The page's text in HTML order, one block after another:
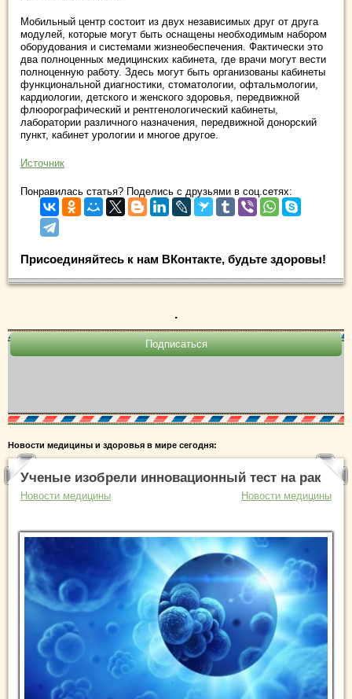
Мобильный центр состоит из двух независимых друг от друга
модулей, которые могут быть оснащены необходимым набором
оборудования и системами жизнеобеспечения. Фактически это
два полноценных медицинских кабинета, где врачи могут вести
полноценную работу. Здесь могут быть организованы кабинеты
функциональной диагностики, стоматологии, офтальмологии,
кардиологии, детского и женского здоровья, передвижной
флюорографический и рентгенологический кабинеты,
лаборатории различного назначения, передвижной донорский
пункт, кабинет урологии и многое другое.
Источник
Понравилась статья? Поделись с друзьями в соц.сетях:
Присоединяйтесь к нам ВКонтакте, будьте здоровы!
.
Новости медицины и здоровья в мире сегодня:
Ученые изобрели инновационный тест на рак
Новости медицины Новости медицины